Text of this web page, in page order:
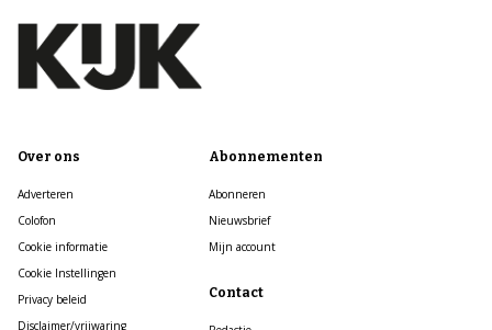
Over ons
Adverteren
Colofon
Cookie informatie
Cookie Instellingen
Privacy beleid
Disclaimer/vrijwaring
Abonnementen
Abonneren
Nieuwsbrief
Mijn account
Contact